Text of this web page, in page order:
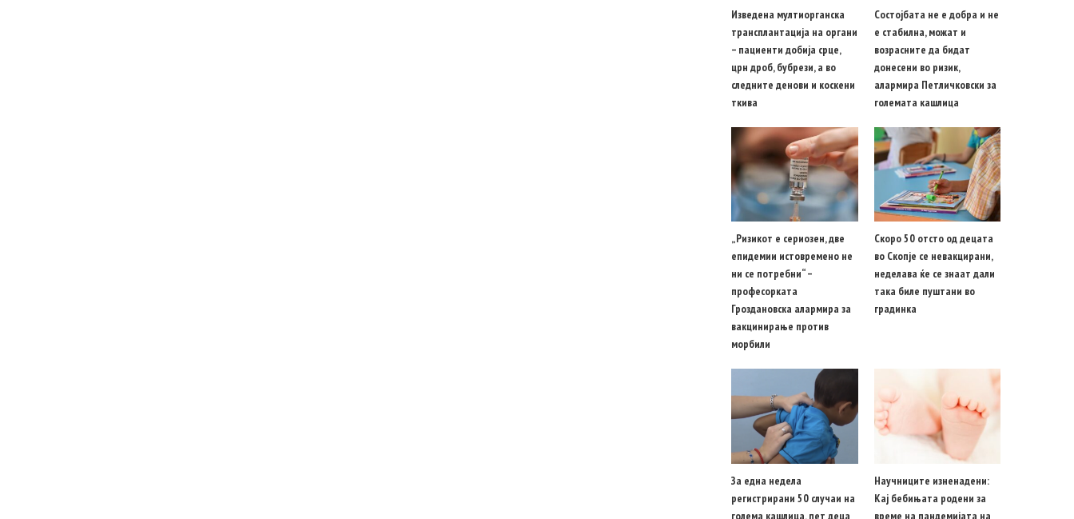
Изведена мултиорганска
трансплантација на органи
– пациенти добија срце,
црн дроб, бубрези, а во
следните денови и коскени
ткива
Состојбата не е добра и не
е стабилна, можат и
возрасните да бидат
донесени во ризик,
алармира Петличковски за
големата кашлица
„Ризикот е сериозен, две
епидемии истовремено не
ни се потребни“ –
професорката
Гроздановска алармира за
вакцинирање против
морбили
Скоро 50 отсто од децата
во Скопје се невакцирани,
неделава ќе се знаат дали
така биле пуштани во
градинка
За една недела
регистрирани 50 случаи на
голема кашлица, пет деца
Научниците изненадени:
Кај бебињата родени за
време на пандемијата на